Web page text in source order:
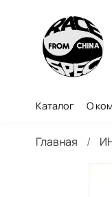
Каталог О
Главная